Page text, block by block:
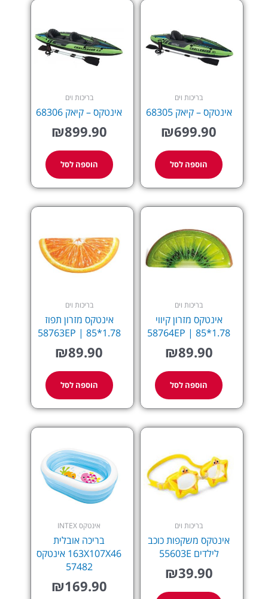
בריכות וים
אינטקס – קיאק 68305
₪699.90
הוספה לסל
בריכות וים
אינטקס – קיאק 68306
₪899.90
הוספה לסל
בריכות וים
אינטקס מזרון קיווי
58764EP | 85*1.78
₪89.90
הוספה לסל
בריכות וים
אינטקס מזרון תפוז
58763EP | 85*1.78
₪89.90
הוספה לסל
בריכות וים
אינטקס משקפות כוכב
לילדים 55603E
₪39.90
אינטקס INTEX
בריכה אובלית
163X107X46 אינטקס
57482
₪169.90